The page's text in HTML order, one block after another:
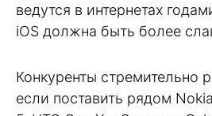
ведутся в интернетах
iOS должна быть более
Конкуренты стремительно
если поставить рядом